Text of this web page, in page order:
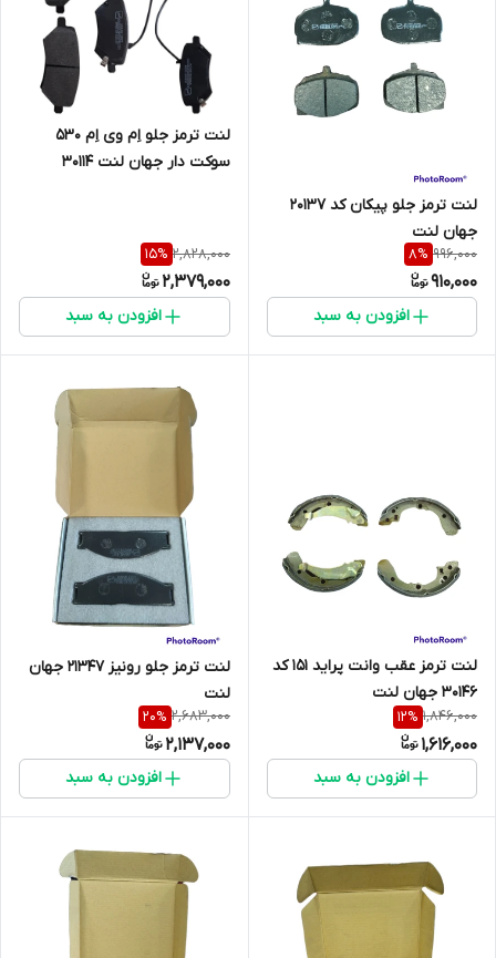
لنت ترمز جلو پیکان کد 20137
جهان لنت
996,000
8%
910,000
افزودن به سبد
لنت ترمز جلو اِم وی اِم 530
سوکت دار جهان لنت 30114
2,828,000
15%
2,379,000
افزودن به سبد
لنت ترمز عقب وانت پراید 151 کد
30146 جهان لنت
1,846,000
12%
1,616,000
افزودن به سبد
لنت ترمز جلو رونیز 21347 جهان
لنت
2,683,000
20%
2,137,000
افزودن به سبد